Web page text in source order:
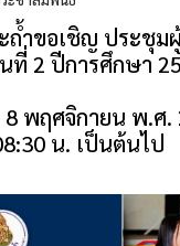
ะถ้ำขอเชิญ ประชุม
ที่ 2 ปีการศึกษา
8 พฤศจิกายน พ.ศ.
น. เป็นต้นไป